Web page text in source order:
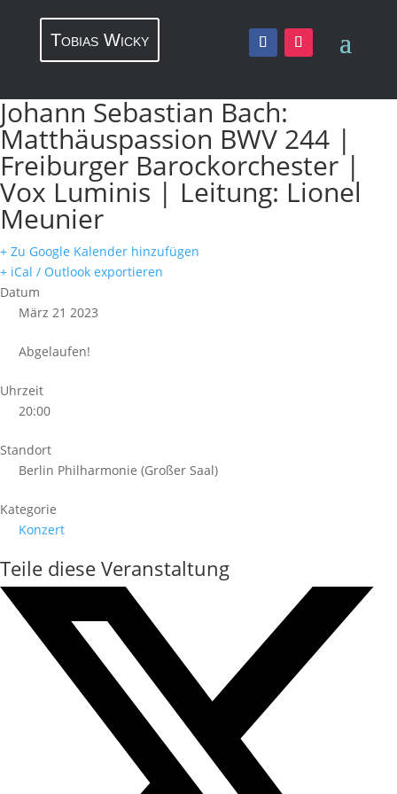
Tobias Wicky
Johann Sebastian Bach:
Matthäuspassion BWV 244 |
Freiburger Barockorchester |
Vox Luminis | Leitung: Lionel
Meunier
+ Zu Google Kalender hinzufügen
+ iCal / Outlook exportieren
Datum
März 21 2023
Abgelaufen!
Uhrzeit
20:00
Standort
Berlin Philharmonie (Großer Saal)
Kategorie
Konzert
Teile diese Veranstaltung